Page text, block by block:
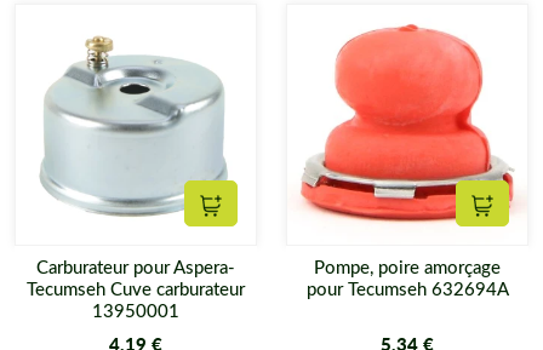
Ajouter au panier
Carburateur pour Aspera-
Tecumseh Cuve carburateur
13950001
4,19 €
Pompe, poire amorçage
pour Tecumseh 632694A
5,34 €